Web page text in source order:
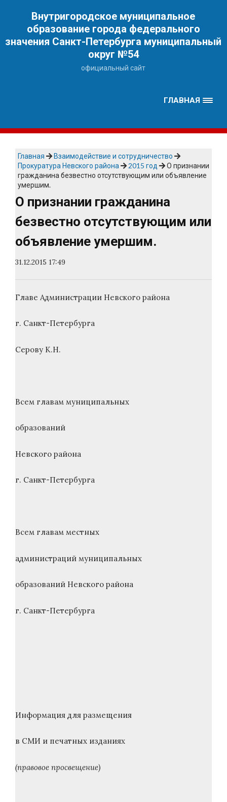
Внутригородское муниципальное
образование города федерального
значения Санкт-Петербурга муниципальный
округ №54
официальный сайт
ГЛАВНАЯ
Главная
Взаимодействие и сотрудничество
Прокуратура Невского района
2015 год
О признании
гражданина безвестно отсутствующим или объявление
умершим.
О признании гражданина
безвестно отсутствующим или
объявление умершим.
31.12.2015 17:49
Главе Администрации Невского района
г. Санкт-Петербурга
Серову К.Н.
Всем главам муниципальных
образований
Невского района
г. Санкт-Петербурга
Всем главам местных
администраций муниципальных
образований Невского района
г. Санкт-Петербурга
Информация для размещения
в СМИ и печатных изданиях
(правовое просвещение)